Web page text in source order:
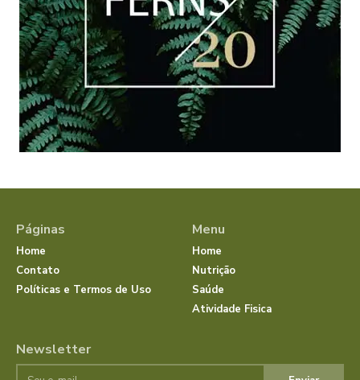
Páginas
Home
Contato
Políticas e Termos de Uso
Menu
Home
Nutrição
Saúde
Atividade Fisica
Newsletter